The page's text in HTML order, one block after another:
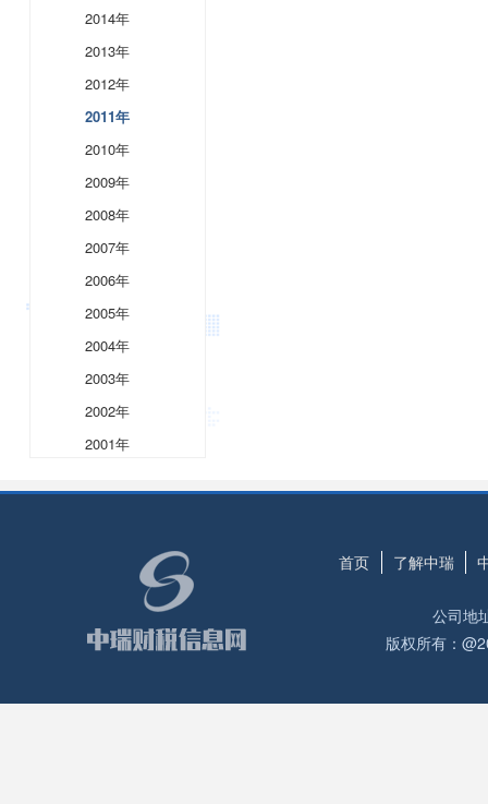
2014年
2013年
2012年
2011年
2010年
2009年
2008年
2007年
2006年
2005年
2004年
2003年
2002年
2001年
首页 了解中瑞
公司地
版权所有：